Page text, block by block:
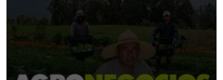
Ají topito dulce $ 3.229,50
-11,89%
Alas de pollo sin
costillar
$ 9.411,93